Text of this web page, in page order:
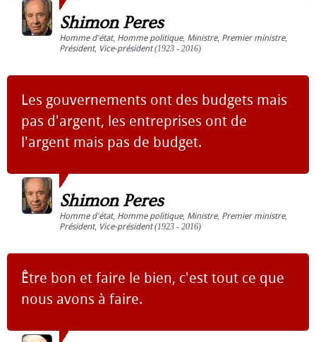
Shimon Peres
Homme d'état, Homme politique, Ministre, Premier ministre,
Président, Vice-président(1923 - 2016)
Les gouvernements ont des budgets mais
pas d'argent, les entreprises ont de
l'argent mais pas de budget.
Shimon Peres
Homme d'état, Homme politique, Ministre, Premier ministre,
Président, Vice-président(1923 - 2016)
Être bon et faire le bien, c'est tout ce que
nous avons à faire.